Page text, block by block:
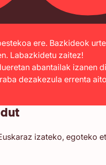
ere. Bazkideok
Labazkidetu zaitez!
abantailak izanen
dezakezula errenta
izateko, egoteko